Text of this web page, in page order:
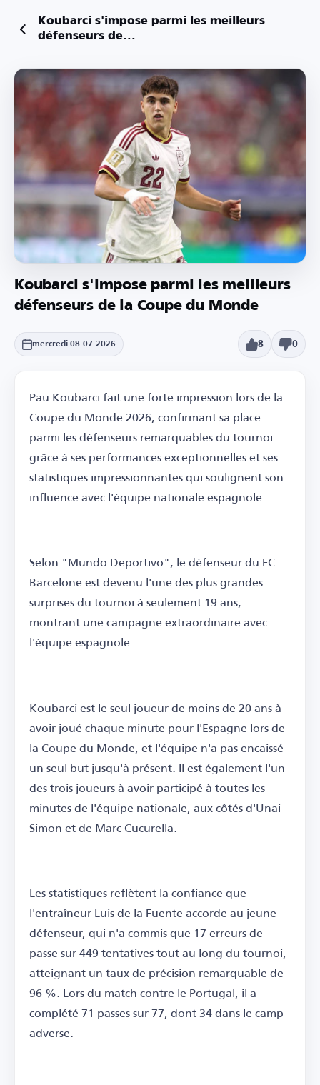
Koubarci s'impose parmi les meilleurs
défenseurs de...
Koubarci s'impose parmi les meilleurs
défenseurs de la Coupe du Monde
mercredi 08-07-2026 8 0
Pau Koubarci fait une forte impression lors de la
Coupe du Monde 2026, confirmant sa place
parmi les défenseurs remarquables du tournoi
grâce à ses performances exceptionnelles et ses
statistiques impressionnantes qui soulignent son
influence avec l'équipe nationale espagnole.
Selon "Mundo Deportivo", le défenseur du FC
Barcelone est devenu l'une des plus grandes
surprises du tournoi à seulement 19 ans,
montrant une campagne extraordinaire avec
l'équipe espagnole.
Koubarci est le seul joueur de moins de 20 ans à
avoir joué chaque minute pour l'Espagne lors de
la Coupe du Monde, et l'équipe n'a pas encaissé
un seul but jusqu'à présent. Il est également l'un
des trois joueurs à avoir participé à toutes les
minutes de l'équipe nationale, aux côtés d'Unai
Simon et de Marc Cucurella.
Les statistiques reflètent la confiance que
l'entraîneur Luis de la Fuente accorde au jeune
défenseur, qui n'a commis que 17 erreurs de
passe sur 449 tentatives tout au long du tournoi,
atteignant un taux de précision remarquable de
96 %. Lors du match contre le Portugal, il a
complété 71 passes sur 77, dont 34 dans le camp
adverse.